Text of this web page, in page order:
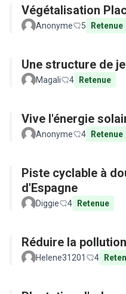
Végétalisation
Anonyme 5 Retenue
Une structure de
Magali 4 Retenue
Vive l'énergie
Anonyme 4 Retenue
Piste cyclable à
d'Espagne
Diggie 4 Retenue
Réduire la
Helene31201 4